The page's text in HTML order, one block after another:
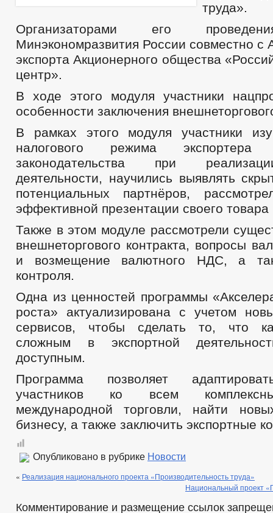
труда».
Организаторами его
Минэкономразвития России совместно
экспорта Акционерного общества
центр».
В ходе этого модуля участники
особенности заключения
В рамках этого модуля участники
налогового режима
законодательства при
деятельности, научились выявлять
потенциальных партнёров,
эффективной презентации своего товара
Также в этом модуле рассмотрели
внешнеторгового контракта, вопросы
и возмещение валютного НДС, а
контроля.
Одна из ценностей программы
роста» актуализирована с учетом
сервисов, чтобы сделать то, что
сложным в экспортной
доступным.
Программа позволяет
участников ко всем
международной торговли, найти
бизнесу, а также заключить экспортные
Опубликовано в рубрике Новости
« Реализация национального проекта «Производительность труда»
Национальный проект
Комментирование и размещение ссылок